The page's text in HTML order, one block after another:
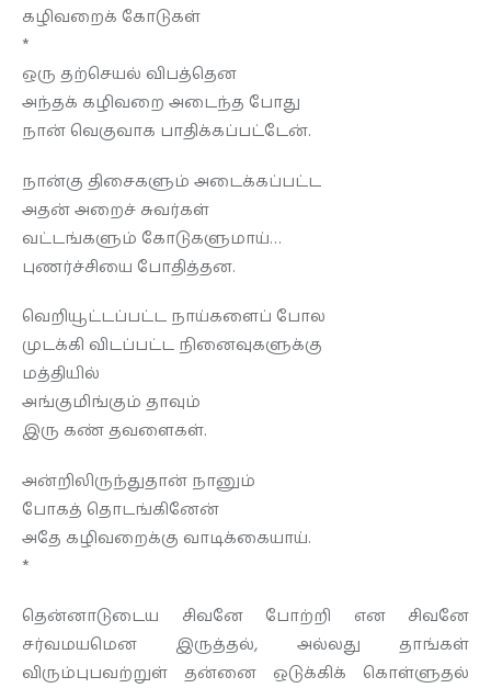
கழிவறைக் கோடுகள்
*
ஒரு தற்செயல் விபத்தென
அந்தக் கழிவறை அடைந்த போது
நான் வெகுவாக பாதிக்கப்பட்டேன்.
நான்கு திசைகளும் அடைக்கப்பட்ட
அதன் அறைச் சுவர்கள்
வட்டங்களும் கோடுகளுமாய்…
புணர்ச்சியை போதித்தன.
வெறியூட்டப்பட்ட நாய்களைப் போல
முடக்கி விடப்பட்ட நினைவுகளுக்கு
மத்தியில்
அங்குமிங்கும் தாவும்
இரு கண் தவளைகள்.
அன்றிலிருந்துதான் நானும்
போகத் தொடங்கினேன்
அதே கழிவறைக்கு வாடிக்கையாய்.
*
தென்னாடுடைய சிவனே போற்றி என சிவனே
சர்வமயமென இருத்தல், அல்லது தாங்கள்
விரும்புபவற்றுள் தன்னை ஒடுக்கிக் கொள்ளுதல்